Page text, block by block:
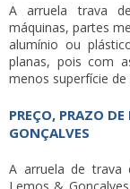
Aarruela trava
máquinas, partes
alumínio ou
planas, pois com
menos superfície
PREÇO, PRAZO
GONÇALVES
A arruela de trava
Lemos &